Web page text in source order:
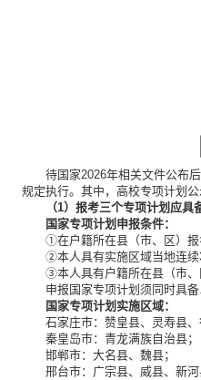
待国家2026年相关文件公布
规定执行。其中，高校专项计划
（1）报考三个专项计划应具
国家专项计划申报条件：
①在户籍所在县（市、区）报
②本人具有实施区域当地连
③本人具有户籍所在县（市、
申报国家专项计划须同时具备
国家专项计划实施区域：
石家庄市：赞皇县、灵寿县、
秦皇岛市：青龙满族自治县；
邯郸市：大名县、魏县；
邢台市：广宗县、威县、新